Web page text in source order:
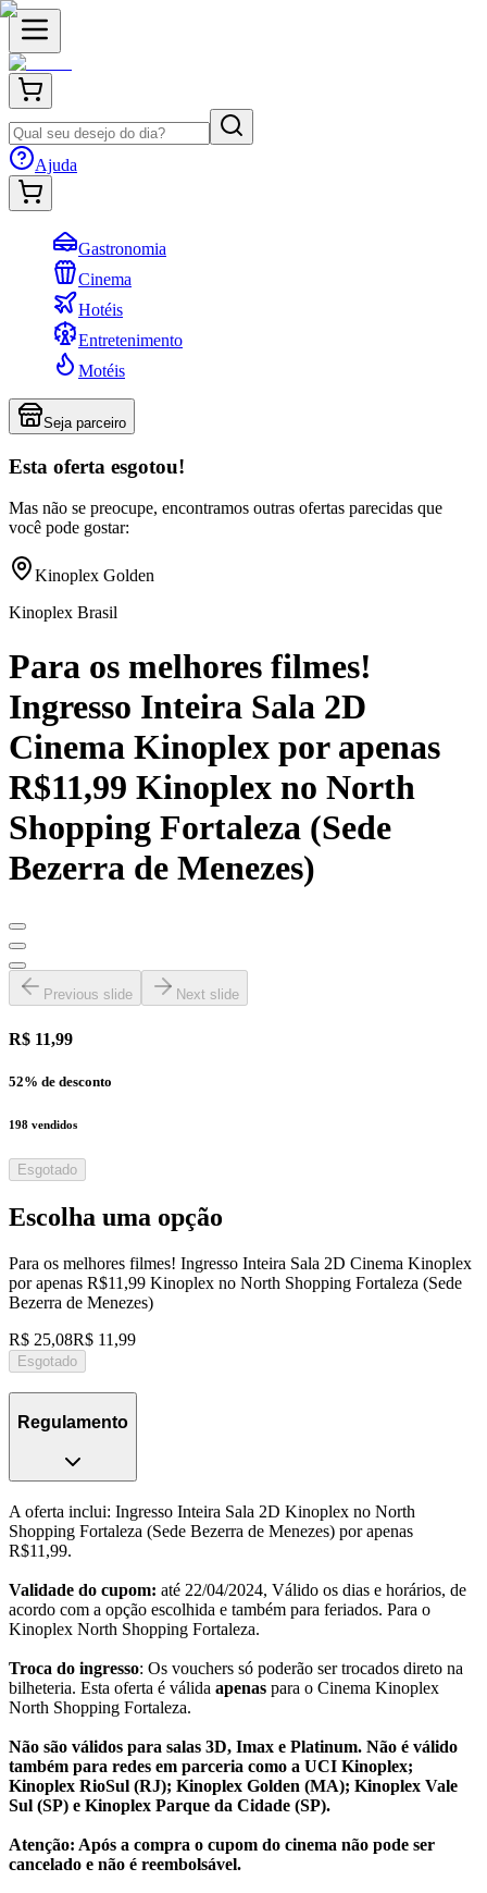
Ajuda
Gastronomia
Cinema
Hotéis
Entretenimento
Motéis
Seja parceiro
Esta oferta esgotou!
Mas não se preocupe, encontramos outras ofertas parecidas que
você pode gostar:
Kinoplex Golden
Kinoplex Brasil
Para os melhores filmes!
Ingresso Inteira Sala 2D
Cinema Kinoplex por apenas
R$11,99 Kinoplex no North
Shopping Fortaleza (Sede
Bezerra de Menezes)
Previous slide Next slide
R$ 11,99
52% de desconto
198 vendidos
Esgotado
Escolha uma opção
Para os melhores filmes! Ingresso Inteira Sala 2D Cinema Kinoplex
por apenas R$11,99 Kinoplex no North Shopping Fortaleza (Sede
Bezerra de Menezes)
R$ 25,08R$ 11,99
Esgotado
Regulamento
A oferta inclui: Ingresso Inteira Sala 2D Kinoplex no North
Shopping Fortaleza (Sede Bezerra de Menezes) por apenas
R$11,99.
Validade do cupom: até 22/04/2024, Válido os dias e horários, de
acordo com a opção escolhida e também para feriados. Para o
Kinoplex North Shopping Fortaleza.
Troca do ingresso: Os vouchers só poderão ser trocados direto na
bilheteria. Esta oferta é válida apenas para o Cinema Kinoplex
North Shopping Fortaleza.
Não são válidos para salas 3D, Imax e Platinum. Não é válido
também para redes em parceria como a UCI Kinoplex;
Kinoplex RioSul (RJ); Kinoplex Golden (MA); Kinoplex Vale
Sul (SP) e Kinoplex Parque da Cidade (SP).
Atenção: Após a compra o cupom do cinema não pode ser
cancelado e não é reembolsável.